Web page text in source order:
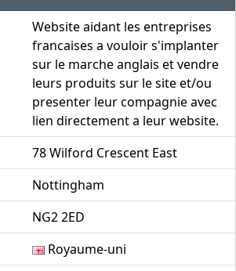
Website aidant les entreprises
francaises a vouloir s'implanter
sur le marche anglais et vendre
leurs produits sur le site et/ou
presenter leur compagnie avec
lien directement a leur website.
78 Wilford Crescent East
Nottingham
NG2 2ED
Royaume-uni